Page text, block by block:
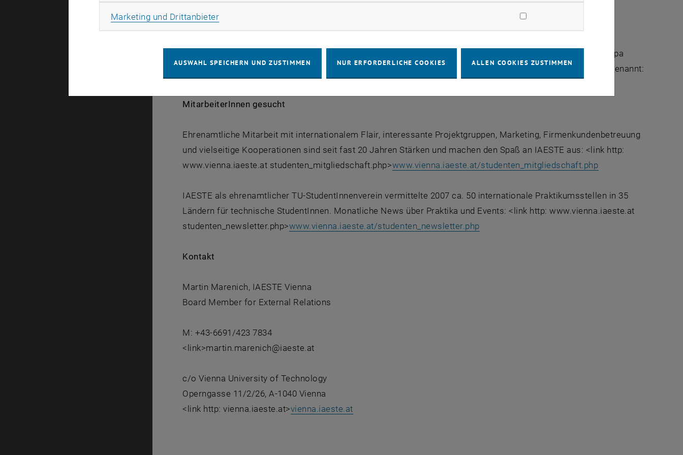
Vienna Weekend 4. Juli - Eröffnungsparty der IAESTE Summer Reception
In Wien kommen jedes Jahr etwa 50 PraktikantInnen aus 35 Ländern zusammen und lernen mit IAESTE Europa
kennen! Die zahlreichen Events, die während des Sommers organisiert werden, werden Summer Reception genannt:
MitarbeiterInnen gesucht
Ehrenamtliche Mitarbeit mit internationalem Flair, interessante Projektgruppen, Marketing, Firmenkundenbetreuung
und vielseitige Kooperationen sind seit fast 20 Jahren Stärken und machen den Spaß an IAESTE aus: <link http:
www.vienna.iaeste.at studenten_mitgliedschaft.php>www.vienna.iaeste.at/studenten_mitgliedschaft.php
IAESTE als ehrenamtlicher TU-StudentInnenverein vermittelte 2007 ca. 50 internationale Praktikumsstellen in 35
Ländern für technische StudentInnen. Monatliche News über Praktika und Events: <link http: www.vienna.iaeste.at
studenten_newsletter.php>www.vienna.iaeste.at/studenten_newsletter.php
Kontakt
Martin Marenich, IAESTE Vienna
Board Member for External Relations
M: +43-6691/423 7834
<link>martin.marenich@iaeste.at
c/o Vienna University of Technology
Operngasse 11/2/26, A-1040 Vienna
<link http: vienna.iaeste.at>vienna.iaeste.at
Marketing und DrittanbieterMarketing Cookies zulassen
AUSWAHL SPEICHERN UND ZUSTIMMEN NUR ERFORDERLICHE COOKIES ALLEN COOKIES ZUSTIMMEN